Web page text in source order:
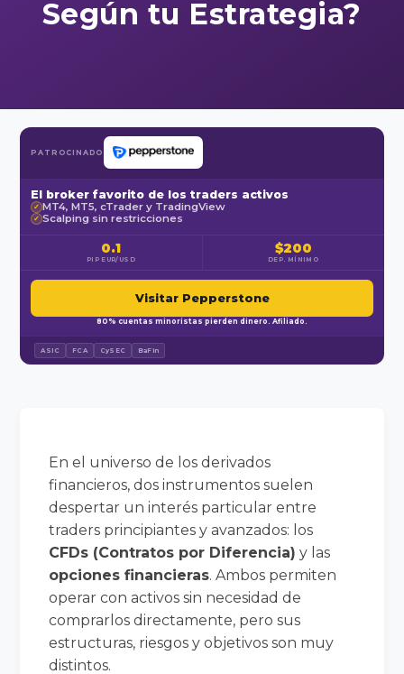
Según tu Estrategia?
PATROCINADO
El broker favorito de los traders activos
✓ MT4, MT5, cTrader y TradingView
✓ Scalping sin restricciones
0.1
PIP EUR/USD
$200
DEP. MÍNIMO
Visitar Pepperstone
80% cuentas minoristas pierden dinero. Afiliado.
ASIC FCA CySEC BaFin
En el universo de los derivados
financieros, dos instrumentos suelen
despertar un interés particular entre
traders principiantes y avanzados: los
CFDs (Contratos por Diferencia) y las
opciones financieras. Ambos permiten
operar con activos sin necesidad de
comprarlos directamente, pero sus
estructuras, riesgos y objetivos son muy
distintos.